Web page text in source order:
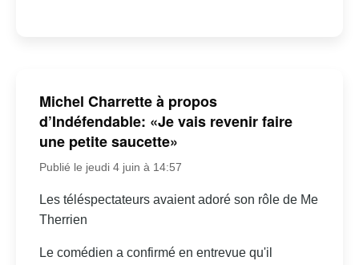
Michel Charrette à propos
d’Indéfendable: «Je vais revenir faire
une petite saucette»
Publié le jeudi 4 juin à 14:57
Les téléspectateurs avaient adoré son rôle de Me
Therrien
Le comédien a confirmé en entrevue qu'il